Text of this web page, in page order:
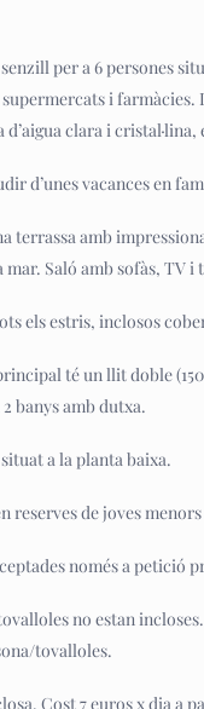
per a 6 persones
i farmàcies.
clara i
d’unes vacances en
terrassa amb
Saló amb sofàs, TV i
els estris, inclosos
té un llit doble
banys amb dutxa.
a la planta baixa.
reserves de joves menors
només a petició
no estan
tovalloles.
Cost 7 euros x dia a